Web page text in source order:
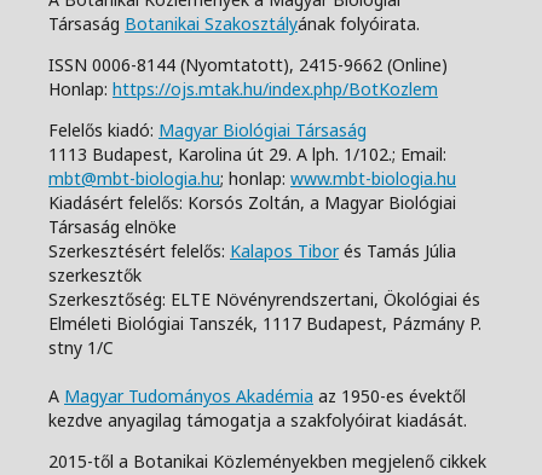
Társaság Botanikai Szakosztályának folyóirata.
ISSN 0006-8144 (Nyomtatott), 2415-9662 (Online)
Honlap: https://ojs.mtak.hu/index.php/BotKozlem
Felelős kiadó: Magyar Biológiai Társaság
1113 Budapest, Karolina út 29. A lph. 1/102.; Email:
mbt@mbt-biologia.hu; honlap: www.mbt-biologia.hu
Kiadásért felelős: Korsós Zoltán, a Magyar Biológiai
Társaság elnöke
Szerkesztésért felelős: Kalapos Tiborés Tamás Júlia
szerkesztők
Szerkesztőség: ELTE Növényrendszertani, Ökológiai és
Elméleti Biológiai Tanszék, 1117 Budapest, Pázmány P.
stny 1/C
A Magyar Tudományos Akadémia az 1950-es évektől
kezdve anyagilag támogatja a szakfolyóirat kiadását.
2015-től a Botanikai Közleményekben megjelenő cikkek